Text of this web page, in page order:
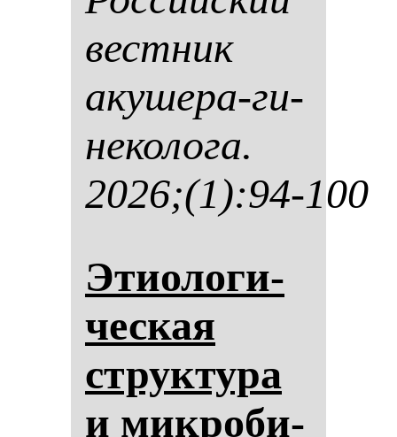
вес­тник
аку­ше­ра-ги­
не­ко­ло­га.
2026;(1):94-100
Эти­оло­ги­
чес­кая
струк­ту­ра
и мик­ро­би­